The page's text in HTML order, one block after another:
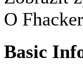
O Fhacker
Basic